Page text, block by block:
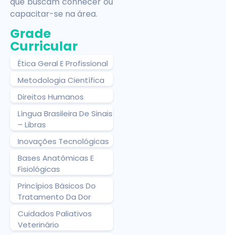
capacitar-se na área.
Grade
Curricular
Ética Geral E Profissional
Metodologia Científica
Direitos Humanos
Língua Brasileira De Sinais
– Libras
Inovações Tecnológicas
Bases Anatômicas E
Fisiológicas
Princípios Básicos Do
Tratamento Da Dor
Cuidados Paliativos
Veterinário